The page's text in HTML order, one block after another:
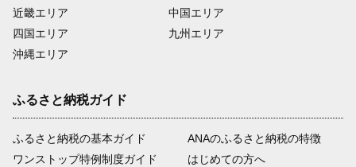
近畿エリア
四国エリア
沖縄エリア
中国エリア
九州エリア
ふるさと納税ガイド
ふるさと納税の基本ガイド
ワンストップ特例制度ガイド
ANAのふるさと納税の特徴
はじめての方へ